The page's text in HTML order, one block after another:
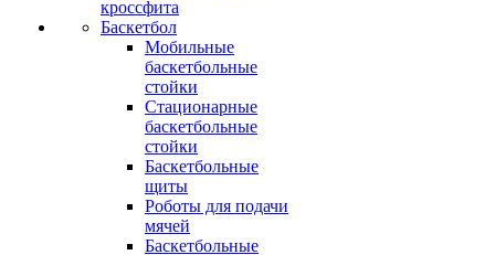
кроссфита
Баскетбол
Мобильные
баскетбольные
стойки
Стационарные
баскетбольные
стойки
Баскетбольные
щиты
Роботы для подачи
мячей
Баскетбольные